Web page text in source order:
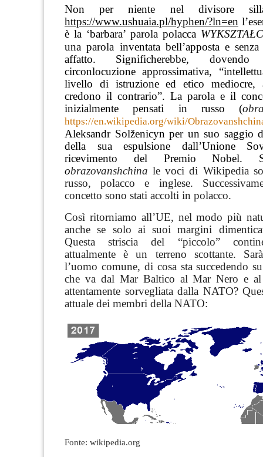
Non per niente nel divisore
https://www.ushuaia.pl/hyphen/?ln=en
è la ‘barbara’ parola polacca
una parola inventata bell’apposta e
affatto. Significherebbe,
circonlocuzione approssimativa,
livello di istruzione ed etico mediocre,
credono il contrario”. La parola e il
inizialmente pensati in russo (o
https://en.wikipedia.org/wiki/
Aleksandr Solženicyn per un suo saggio
della sua espulsione dall’Unione
ricevimento del Premio Nobel.
obrazovanshchina le voci di Wikipedia
russo, polacco e inglese.
concetto sono stati accolti in polacco.
Così ritorniamo all’UE, nel modo più
anche se solo ai suoi margini
Questa striscia del “piccolo”
attualmente è un terreno scottante.
l’uomo comune, di cosa sta succedendo
che va dal Mar Baltico al Mar Nero e al
attentamente sorvegliata dalla NATO?
attuale dei membri della NATO:
Fonte: wikipedia.org